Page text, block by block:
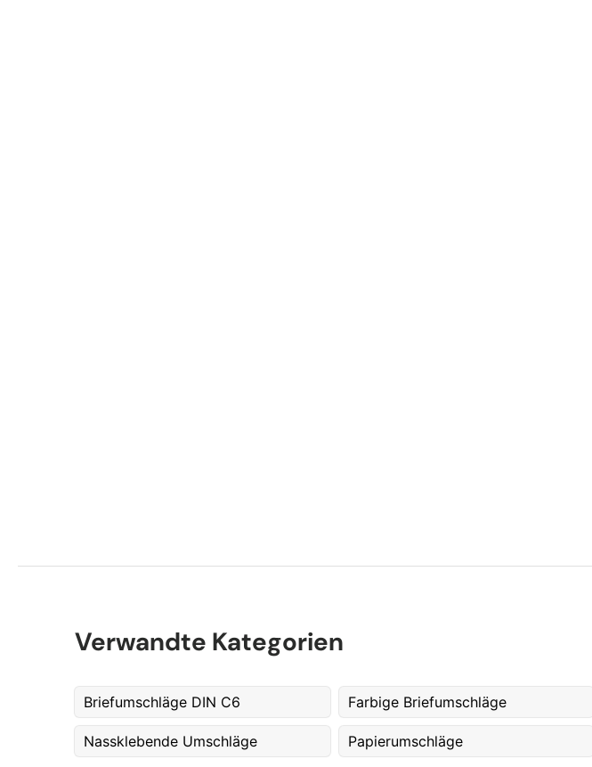
Verwandte Kategorien
Briefumschläge DIN C6 Farbige Briefumschläge
Nassklebende Umschläge Papierumschläge